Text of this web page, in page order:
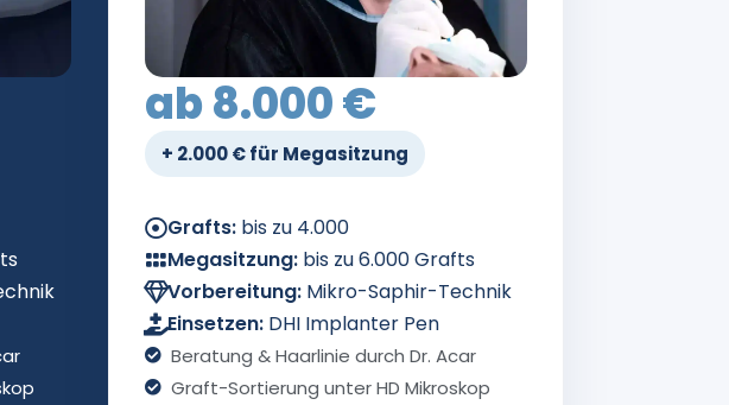
ab 8.000 €
+ 2.000 € für Megasitzung
Grafts:bis zu 4.000
Megasitzung:bis zu 6.000 Grafts
Vorbereitung:Mikro-Saphir-Technik
Einsetzen:DHI Implanter Pen
Beratung & Haarlinie durch Dr. Acar
Graft-Sortierung unter HD Mikroskop